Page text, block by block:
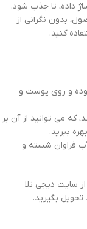
داده، تا جذب شود.
بدون نگرانی از
کنید.
و روی پوست و
که می توانید از آن بر
ببرید.
فراوان شسته و
سایت دیجی نلا
بگیرید.